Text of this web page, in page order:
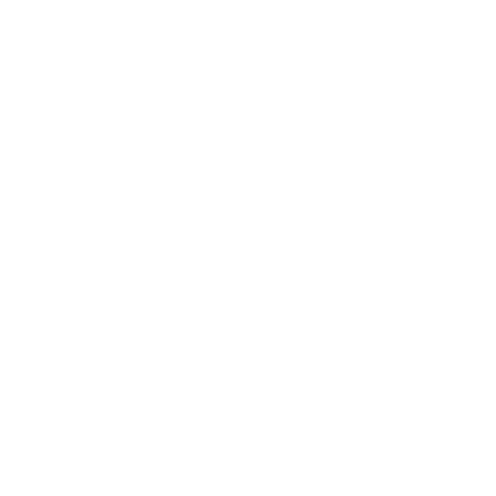
Украшения Thot Gioielli станут ярким акцентом
элитной бижутерии.